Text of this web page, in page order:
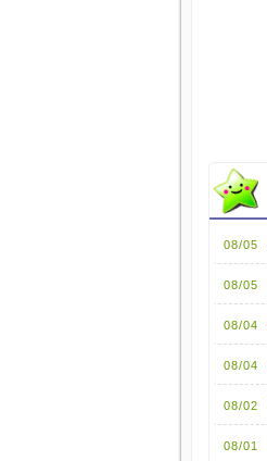
08/05
08/05
08/04
08/04
08/02
08/01